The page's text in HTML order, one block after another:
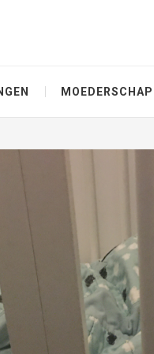
MOEDERSCHAP